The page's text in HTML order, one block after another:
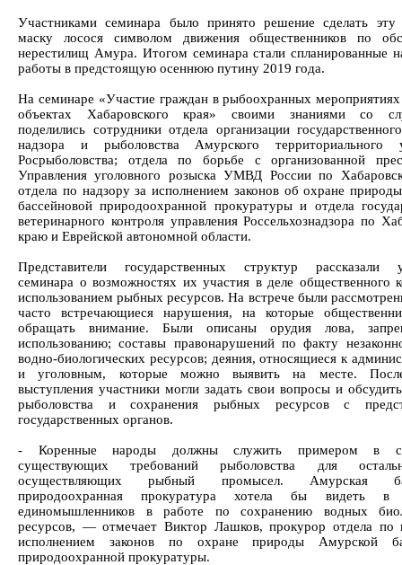
Участниками семинара было принято решение сделать эту
маску лосося символом движения общественников по
нерестилищ Амура. Итогом семинара стали спланированные
работы в предстоящую осеннюю путину 2019 года.
На семинаре «Участие граждан в рыбоохранных
объектах Хабаровского края» своими знаниями со
поделились сотрудники отдела организации
надзора и рыболовства Амурского территориального
Росрыболовства; отдела по борьбе с организованной
Управления уголовного розыска УМВД России по
отдела по надзору за исполнением законов об охране
бассейновой природоохранной прокуратуры и отдела
ветеринарного контроля управления Россельхознадзора по
краю и Еврейской автономной области.
Представители государственных структур рассказали
семинара о возможностях их участия в деле общественного
использованием рыбных ресурсов. На встрече были
часто встречающиеся нарушения, на которые
обращать внимание. Были описаны орудия лова,
использованию; составы правонарушений по факту
водно-биологических ресурсов; деяния, относящиеся к
и уголовным, которые можно выявить на месте.
выступления участники могли задать свои вопросы и
рыболовства и сохранения рыбных ресурсов с
государственных органов.
- Коренные народы должны служить примером в
существующих требований рыболовства для
осуществляющих рыбный промысел. Амурская
природоохранная прокуратура хотела бы видеть
единомышленников в работе по сохранению водных
ресурсов, — отмечает Виктор Лашков, прокурор отдела по
исполнением законов по охране природы Амурской
природоохранной прокуратуры.